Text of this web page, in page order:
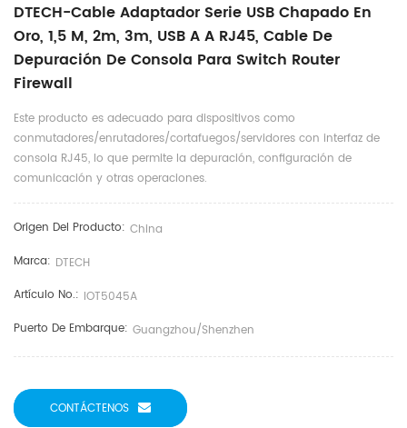
DTECH-Cable Adaptador Serie USB Chapado En
Oro, 1,5 M, 2m, 3m, USB A A RJ45, Cable De
Depuración De Consola Para Switch Router
Firewall
Este producto es adecuado para dispositivos como
conmutadores/enrutadores/cortafuegos/servidores con interfaz de
consola RJ45, lo que permite la depuración, configuración de
comunicación y otras operaciones.
Origen Del Producto: China
Marca: DTECH
Artículo No.: IOT5045A
Puerto De Embarque: Guangzhou/Shenzhen
CONTÁCTENOS